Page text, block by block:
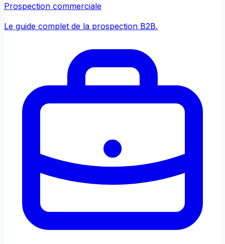
Prospection commerciale
Le guide complet de la prospection B2B.